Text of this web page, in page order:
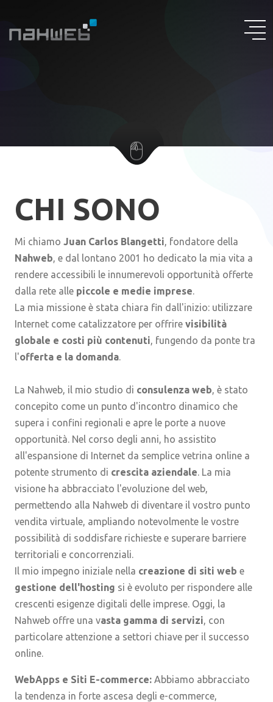
CHI SONO
Mi chiamo Juan Carlos Blangetti, fondatore della
Nahweb, e dal lontano 2001 ho dedicato la mia vita a
rendere accessibili le innumerevoli opportunità offerte
dalla rete alle piccole e medie imprese.
La mia missione è stata chiara fin dall'inizio: utilizzare
Internet come catalizzatore per offrire visibilità
globale e costi più contenuti, fungendo da ponte tra
l'offerta e la domanda.
La Nahweb, il mio studio di consulenza web, è stato
concepito come un punto d'incontro dinamico che
supera i confini regionali e apre le porte a nuove
opportunità. Nel corso degli anni, ho assistito
all'espansione di Internet da semplice vetrina online a
potente strumento di crescita aziendale. La mia
visione ha abbracciato l'evoluzione del web,
permettendo alla Nahweb di diventare il vostro punto
vendita virtuale, ampliando notevolmente le vostre
possibilità di soddisfare richieste e superare barriere
territoriali e concorrenziali.
Il mio impegno iniziale nella creazione di siti web e
gestione dell'hosting si è evoluto per rispondere alle
crescenti esigenze digitali delle imprese. Oggi, la
Nahweb offre una vasta gamma di servizi, con
particolare attenzione a settori chiave per il successo
online.
WebApps e Siti E-commerce: Abbiamo abbracciato
la tendenza in forte ascesa degli e-commerce,